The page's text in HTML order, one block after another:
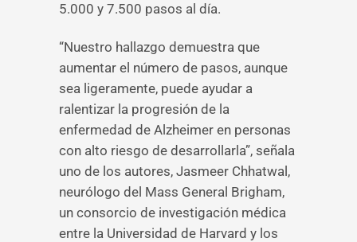
5.000 y 7.500 pasos al día.
“Nuestro hallazgo demuestra que
aumentar el número de pasos, aunque
sea ligeramente, puede ayudar a
ralentizar la progresión de la
enfermedad de Alzheimer en personas
con alto riesgo de desarrollarla”, señala
uno de los autores, Jasmeer Chhatwal,
neurólogo del Mass General Brigham,
un consorcio de investigación médica
entre la Universidad de Harvard y los